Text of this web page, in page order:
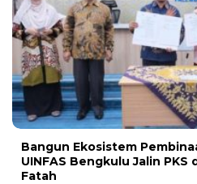
Bangun Ekosistem
UINFAS Bengkulu Jalin PKS
Fatah